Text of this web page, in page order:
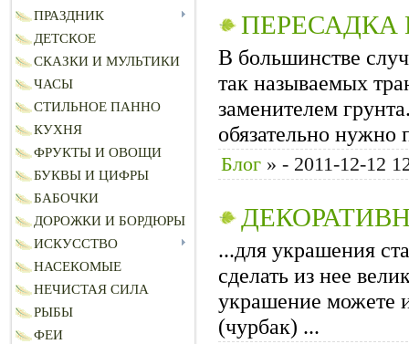
ПРАЗДНИК
ДЕТСКОЕ
СКАЗКИ И МУЛЬТИКИ
ЧАСЫ
СТИЛЬНОЕ ПАННО
КУХНЯ
ФРУКТЫ И ОВОЩИ
БУКВЫ И ЦИФРЫ
БАБОЧКИ
ДОРОЖКИ И БОРДЮРЫ
ИСКУССТВО
НАСЕКОМЫЕ
НЕЧИСТАЯ СИЛА
РЫБЫ
ФЕИ
В большинстве
так называемых
заменителем
обязательно нужно
Блог » - 2011-12-12
...для украшения
сделать из нее
украшение можете
(чурбак) ...